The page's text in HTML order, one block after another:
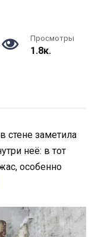
Просмотры
1.8к.
стене заметила
неё: в тот
особенно